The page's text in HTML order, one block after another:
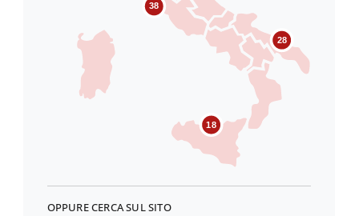
38
18
28
OPPURE CERCA SUL SITO